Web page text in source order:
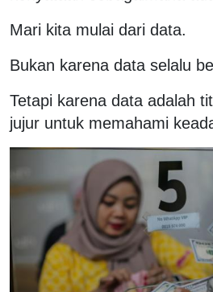
Mari kita mulai dari data.
Bukan karena data selalu
Tetapi karena data adalah
jujur untuk memahami